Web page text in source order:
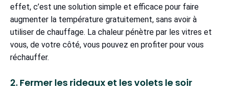
effet, c’est une solution simple et efficace pour faire
augmenter la température gratuitement, sans avoir à
utiliser de chauffage. La chaleur pénètre par les vitres et
vous, de votre côté, vous pouvez en profiter pour vous
réchauffer.
2. Fermer les rideaux et les volets le soir